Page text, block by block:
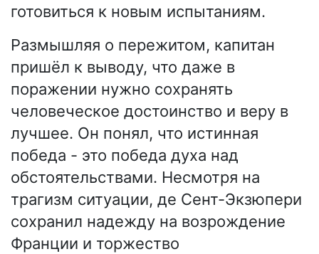
готовиться к новым испытаниям.
Размышляя о пережитом, капитан
пришёл к выводу, что даже в
поражении нужно сохранять
человеческое достоинство и веру в
лучшее. Он понял, что истинная
победа - это победа духа над
обстоятельствами. Несмотря на
трагизм ситуации, де Сент-Экзюпери
сохранил надежду на возрождение
Франции и торжество